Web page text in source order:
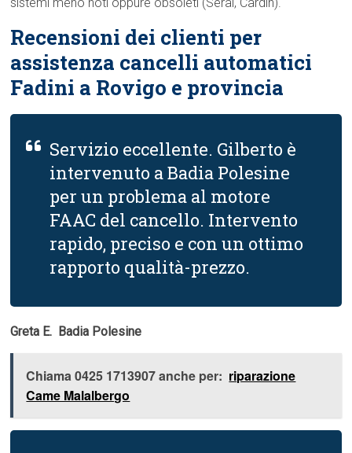
Recensioni dei clienti per
assistenza cancelli automatici
Fadini a Rovigo e provincia
Servizio eccellente. Gilberto è
intervenuto a Badia Polesine
per un problema al motore
FAAC del cancello. Intervento
rapido, preciso e con un ottimo
rapporto qualità-prezzo.
Greta E.  Badia Polesine
Chiama 0425 1713907 anche per: riparazione
Came Malalbergo